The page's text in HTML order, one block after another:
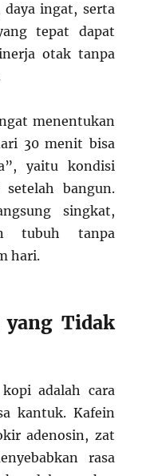
daya ingat, serta
tepat dapat
otak tanpa
menentukan
30 menit bisa
yaitu kondisi
bangun.
singkat,
tubuh tanpa
hari.
Tidak
adalah cara
kantuk. Kafein
adenosin, zat
rasa